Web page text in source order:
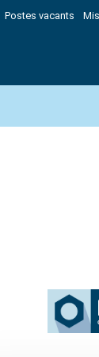
Postes vacants